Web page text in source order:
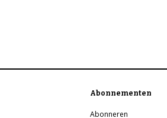
Abonnementen
Abonneren